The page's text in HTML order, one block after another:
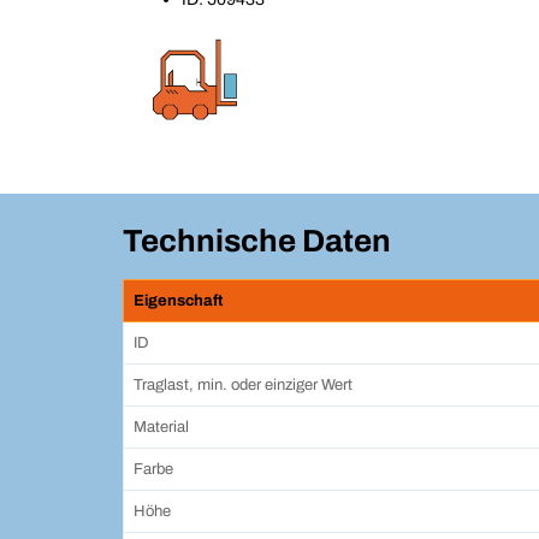
Technische Daten
Eigenschaft
ID
Traglast, min. oder einziger Wert
Material
Farbe
Höhe